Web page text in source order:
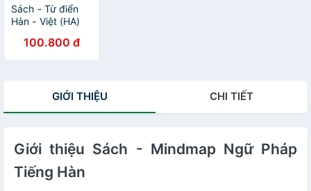
Sách - Từ điển
Hàn - Việt (HA)
100.800 đ
GIỚI THIỆU CHI TIẾT
Giới thiệu Sách - Mindmap Ngữ Pháp
Tiếng Hàn